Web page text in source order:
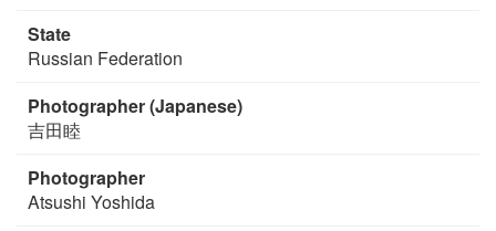
State
Russian Federation
Photographer (Japanese)
吉田睦
Photographer
Atsushi Yoshida